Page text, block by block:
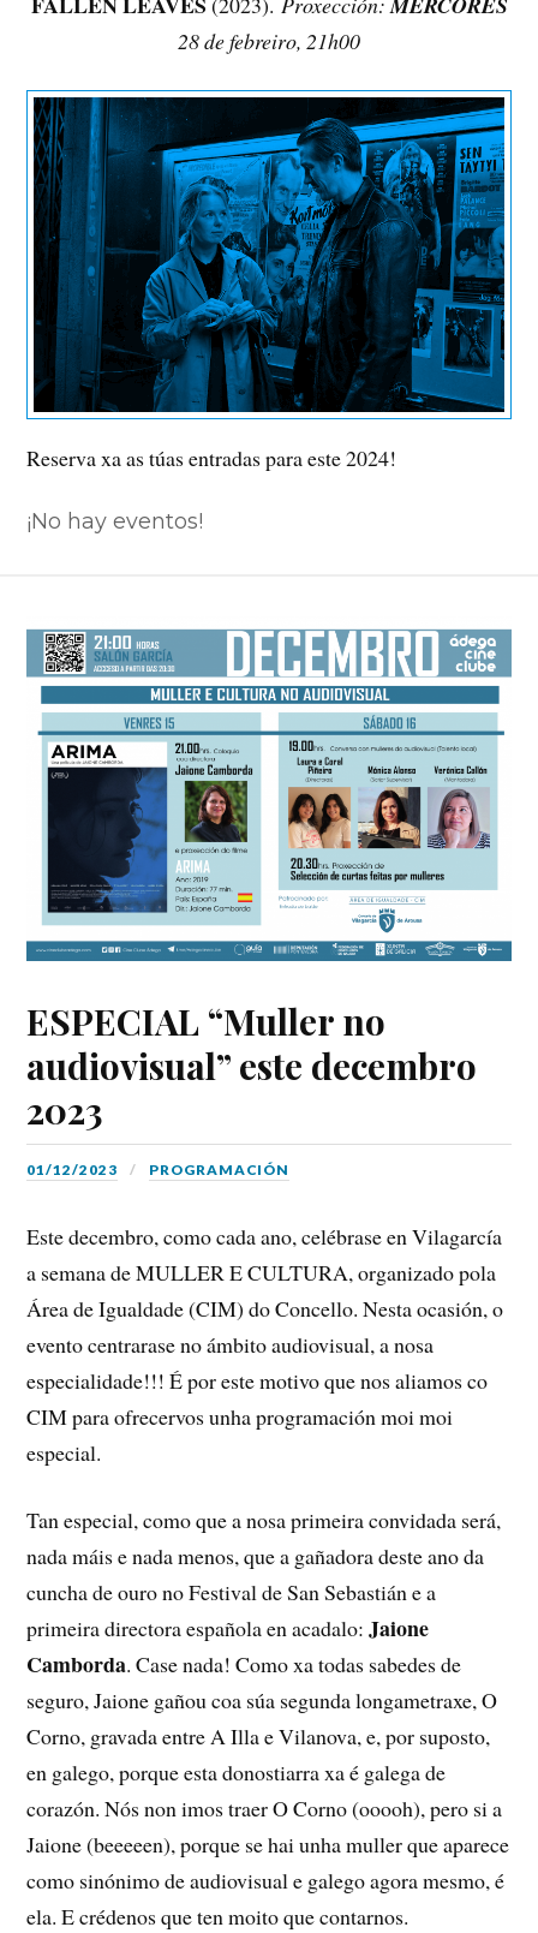
28 de febreiro, 21h00
Reserva xa as túas entradas para este 2024!
¡No hay eventos!
ESPECIAL “Muller no
audiovisual” este decembro
2023
01/12/2023 PROGRAMACIÓN
Este decembro, como cada ano, celébrase en Vilagarcía
a semana de MULLER E CULTURA, organizado pola
Área de Igualdade (CIM) do Concello. Nesta ocasión, o
evento centrarase no ámbito audiovisual, a nosa
especialidade!!! É por este motivo que nos aliamos co
CIM para ofrecervos unha programación moi moi
especial.
Tan especial, como que a nosa primeira convidada será,
nada máis e nada menos, que a gañadora deste ano da
cuncha de ouro no Festival de San Sebastián e a
primeira directora española en acadalo:Jaione
Camborda. Case nada! Como xa todas sabedes de
seguro, Jaione gañou coa súa segunda longametraxe, O
Corno, gravada entre A Illa e Vilanova, e, por suposto,
en galego, porque esta donostiarra xa é galega de
corazón. Nós non imos traer O Corno (ooooh), pero si a
Jaione (beeeeen), porque se hai unha muller que aparece
como sinónimo de audiovisual e galego agora mesmo, é
ela. E crédenos que ten moito que contarnos.